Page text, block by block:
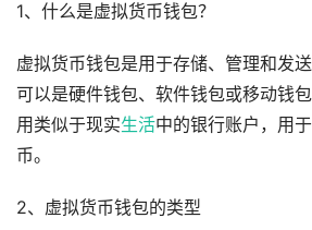
1、什么是虚拟货币钱包？
虚拟货币钱包是用于存储、管理和发
可以是硬件钱包、软件钱包或移动钱
用类似于现实生活中的银行账户，用
币。
2、虚拟货币钱包的类型